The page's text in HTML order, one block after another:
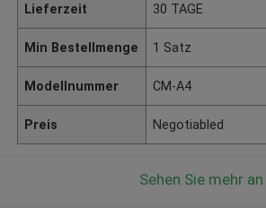
Lieferzeit 30 TAGE
Min Bestellmenge 1 Satz
Modellnummer CM-A4
Preis Negotiabled
Sehen Sie mehr an